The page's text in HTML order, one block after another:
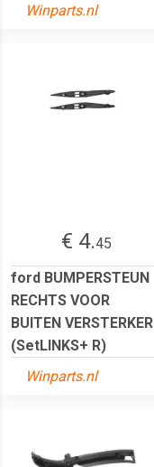
Winparts.nl
€ 4.45
ford BUMPERSTEUN
RECHTS VOOR
BUITEN VERSTERKER
(SetLINKS+ R)
Winparts.nl